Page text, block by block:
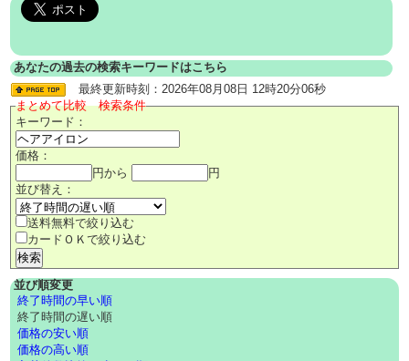
あなたの過去の検索キーワードはこちら
最終更新時刻：2026年08月08日 12時20分06秒
まとめて比較 検索条件
キーワード：
価格：
円から
円
並び替え：
送料無料で絞り込む
カードＯＫで絞り込む
並び順変更
終了時間の早い順
終了時間の遅い順
価格の安い順
価格の高い順